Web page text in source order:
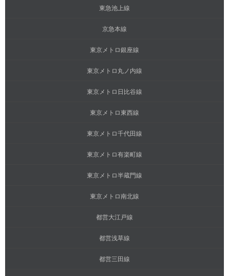
東急池上線
京急本線
東京メトロ銀座線
東京メトロ丸ノ内線
東京メトロ日比谷線
東京メトロ東西線
東京メトロ千代田線
東京メトロ有楽町線
東京メトロ半蔵門線
東京メトロ南北線
都営大江戸線
都営浅草線
都営三田線